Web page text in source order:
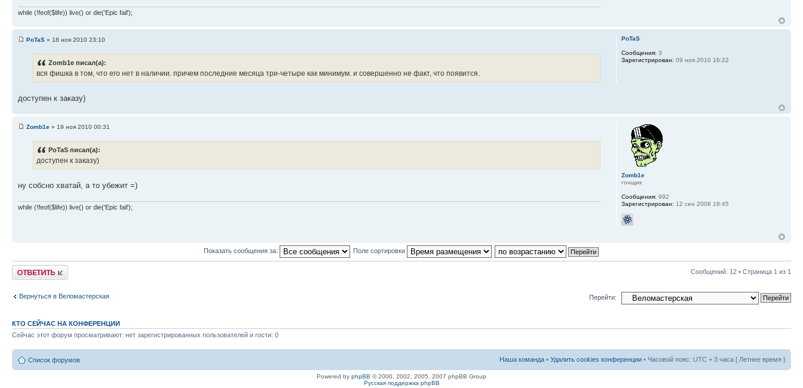
while (!feof($life)) live() or die('Epic fail');
PoTaS » 18 ноя 2010 23:10
Zomb1e писал(а):
вся фишка в том, что его нет в наличии. причем последние месяца три-четыре как минимум. и совершенно не факт, что появится.
доступен к заказу)
PoTaS
Сообщения: 3
Зарегистрирован: 09 ноя 2010 16:22
Zomb1e » 19 ноя 2010 00:31
PoTaS писал(а):
доступен к заказу)
ну собсно хватай, а то убежит =)
while (!feof($life)) live() or die('Epic fail');
Zomb1e
гонщик
Сообщения: 992
Зарегистрирован: 12 сен 2008 18:45
Показать сообщения за: Поле сортировки
Ответить Сообщений: 12 • Страница 1 из 1
Вернуться в Веломастерская Перейти:
КТО СЕЙЧАС НА КОНФЕРЕНЦИИ
Сейчас этот форум просматривают: нет зарегистрированных пользователей и гости: 0
Список форумов Наша команда • Удалить cookies конференции • Часовой пояс: UTC + 3 часа [ Летнее время ]
Powered by phpBB © 2000, 2002, 2005, 2007 phpBB Group
Русская поддержка phpBB